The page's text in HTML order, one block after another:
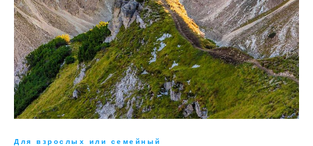
Для взрослых или семейный